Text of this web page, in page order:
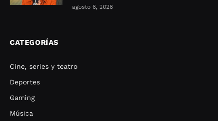
agosto 6, 2026
CATEGORÍAS
Cine, series y teatro
Deportes
Gaming
Música